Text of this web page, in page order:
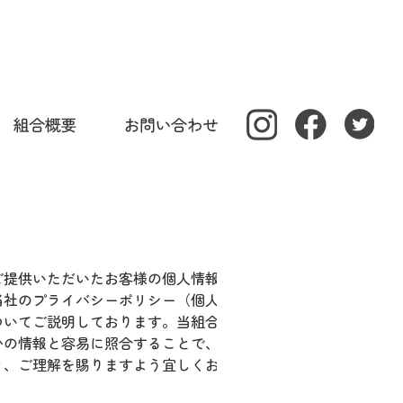
供いただいたお客様の個人情報
のプライバシーポリシー（個人
てご説明しております。当組合
情報と容易に照合することで、
ご理解を賜りますよう宜しくお